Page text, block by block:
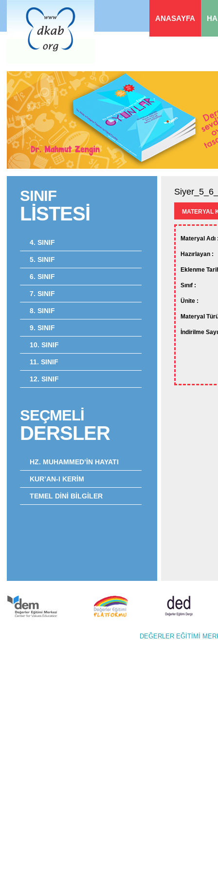
ANASAYFA
SINIF
LİSTESİ
4. SINIF
5. SINIF
6. SINIF
7. SINIF
8. SINIF
9. SINIF
10. SINIF
11. SINIF
12. SINIF
SEÇMELİ
DERSLER
HZ. MUHAMMED’İN HAYATI
KUR’AN-I KERİM
TEMEL DİNİ BİLGİLER
MATERYAL
Materyal Adı
Hazırlayan :
Eklenme
Sınıf :
Ünite :
Materyal
İndirilme
DEĞERLER EĞİTİMİ